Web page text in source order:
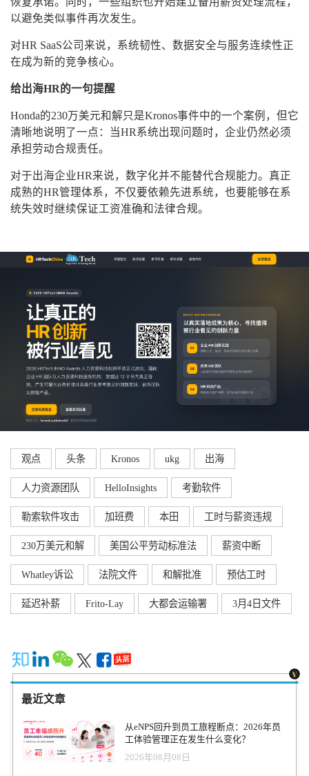
以避免类似事件再次发生。
对HR SaaS公司来说，系统韧性、数据安全与服务连续性正
在成为新的竞争核心。
给出海HR的一句提醒
Honda的230万美元和解只是Kronos事件中的一个案例，但它
清晰地说明了一点：当HR系统出现问题时，企业仍然必须
承担劳动合规责任。
对于出海企业HR来说，数字化并不能替代合规能力。真正
成熟的HR管理体系，不仅要依赖先进系统，也要能够在系
统失效时继续保证工资准确和法律合规。
观点 头条 Kronos ukg 出海
人力资源团队 HelloInsights 考勤软件
勒索软件攻击 加班费 本田 工时与薪资违规
230万美元和解 美国公平劳动标准法 薪资中断
Whatley诉讼 法院文件 和解批准 预估工时
延迟补薪 Frito-Lay 大都会运输署 3月4日文件
最近文章
从eNPS回升到员工旅程断点：2026年员
工体验管理正在发生什么变化？
2026年08月08日